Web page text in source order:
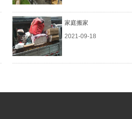
家庭搬家
2021-09-18